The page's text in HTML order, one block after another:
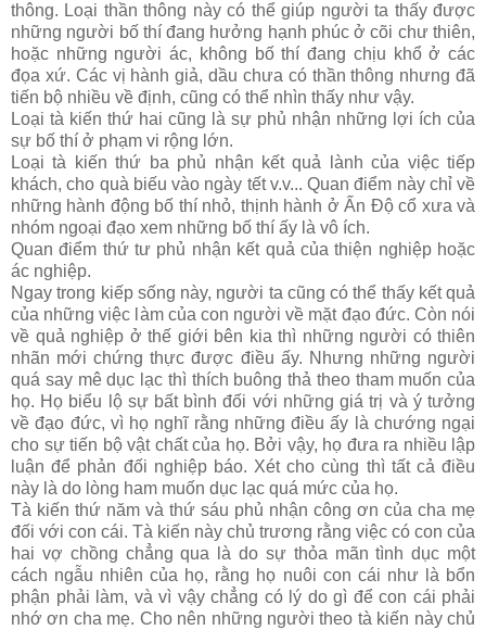
thông. Loại thần thông này có thể giúp người ta thấy được
những người bố thí đang hưởng hạnh phúc ở cõi chư thiên,
hoặc những người ác, không bố thí đang chịu khổ ở các
đọa xứ. Các vị hành giả, dầu chưa có thần thông nhưng đã
tiến bộ nhiều về định, cũng có thể nhìn thấy như vậy.
Loại tà kiến thứ hai cũng là sự phủ nhận những lợi ích của
sự bố thí ở phạm vi rộng lớn.
Loại tà kiến thứ ba phủ nhận kết quả lành của việc tiếp
khách, cho quà biếu vào ngày tết v.v... Quan điểm này chỉ về
những hành động bố thí nhỏ, thịnh hành ở Ấn Ðộ cổ xưa và
nhóm ngoại đạo xem những bố thí ấy là vô ích.
Quan điểm thứ tư phủ nhận kết quả của thiện nghiệp hoặc
ác nghiệp.
Ngay trong kiếp sống này, người ta cũng có thể thấy kết quả
của những việc làm của con người về mặt đạo đức. Còn nói
về quả nghiệp ở thế giới bên kia thì những người có thiên
nhãn mới chứng thực được điều ấy. Nhưng những người
quá say mê dục lạc thì thích buông thả theo tham muốn của
họ. Họ biểu lộ sự bất bình đối với những giá trị và ý tưởng
về đạo đức, vì họ nghĩ rằng những điều ấy là chướng ngại
cho sự tiến bộ vật chất của họ. Bởi vậy, họ đưa ra nhiều lập
luận để phản đối nghiệp báo. Xét cho cùng thì tất cả điều
này là do lòng ham muốn dục lạc quá mức của họ.
Tà kiến thứ năm và thứ sáu phủ nhận công ơn của cha mẹ
đối với con cái. Tà kiến này chủ trương rằng việc có con của
hai vợ chồng chẳng qua là do sự thỏa mãn tình dục một
cách ngẫu nhiên của họ, rằng họ nuôi con cái như là bổn
phận phải làm, và vì vậy chẳng có lý do gì để con cái phải
nhớ ơn cha mẹ. Cho nên những người theo tà kiến này chủ